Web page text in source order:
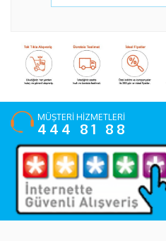
MÜŞTERİ HİZMETLERİ
444 81 88